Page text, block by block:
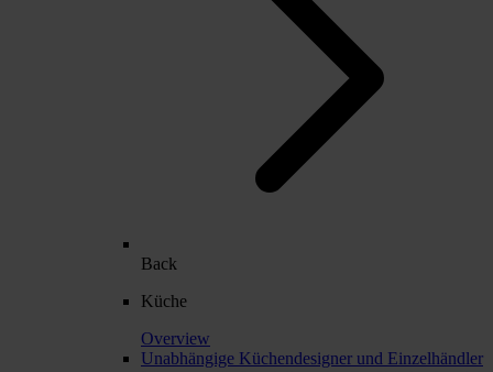
Back
Küche
Overview
Unabhängige Küchendesigner und Einzelhändler